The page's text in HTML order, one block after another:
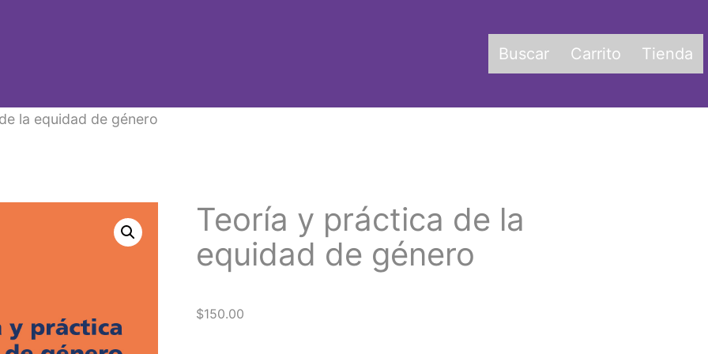
Buscar Carrito Tienda
la equidad de género
Teoría y práctica de la
equidad de género
$150.00